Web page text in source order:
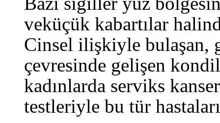
veküçük kabartılar
Cinsel ilişkiyle bulaşan,
çevresinde gelişen
kadınlarda serviks
testleriyle bu tür